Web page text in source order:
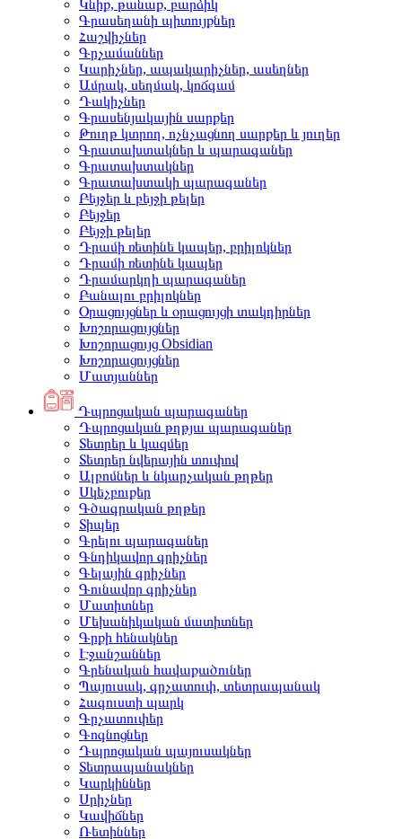
Կնիք, թանաք, բարձիկ
Գրասեղանի պիտույքներ
Հաշվիչներ
Գրչամաններ
Կարիչներ, ապակարիչներ, ասեղներ
Ամրակ, սեղմակ, կոճգամ
Դակիչներ
Գրասենյակային սարքեր
Թուղթ կտրող, ոչնչացնող սարքեր և յուղեր
Գրատախտակներ և պարագաներ
Գրատախտակներ
Գրատախտակի պարագաներ
Բեյջեր և բեյջի թելեր
Բեյջեր
Բեյջի թելեր
Դրամի ռետինե կապեր, բրիլոկներ
Դրամի ռետինե կապեր
Դրամարկղի պարագաներ
Բանալու բրիլոկներ
Օրացույցներ և օրացույցի տակդիրներ
Խոշորացույցներ
Խոշորացույց Obsidian
Խոշորացույցներ
Մատյաններ
Դպրոցական պարագաներ
Դպրոցական թղթյա պարագաներ
Տետրեր և կազմեր
Տետրեր նվերային տուփով
Ալբոմներ և նկարչական թղթեր
Սկեչբուքեր
Գծագրական թղթեր
Տիպեր
Գրելու պարագաներ
Գնդիկավոր գրիչներ
Գելային գրիչներ
Գունավոր գրիչներ
Մատիտներ
Մեխանիկական մատիտներ
Գրքի հենակներ
Էջանշաններ
Գրենական հավաքածուներ
Պայուսակ, գրչատուփ, տետրապանակ
Հագուստի պարկ
Գրչատուփեր
Գոգնոցներ
Դպրոցական պայուսակներ
Տետրապանակներ
Կարկիններ
Սրիչներ
Կավիճներ
Ռետիններ